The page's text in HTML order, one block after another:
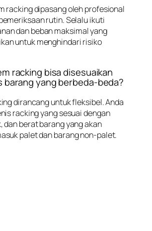
racking dipasang oleh profesional
rutin. Selalu ikuti
dan beban maksimal yang
untuk menghindari risiko
racking bisa disesuaikan
barang yang berbeda-beda?
dirancang untuk fleksibel. Anda
racking yang sesuai dengan
dan berat barang yang akan
palet dan barang non-palet.